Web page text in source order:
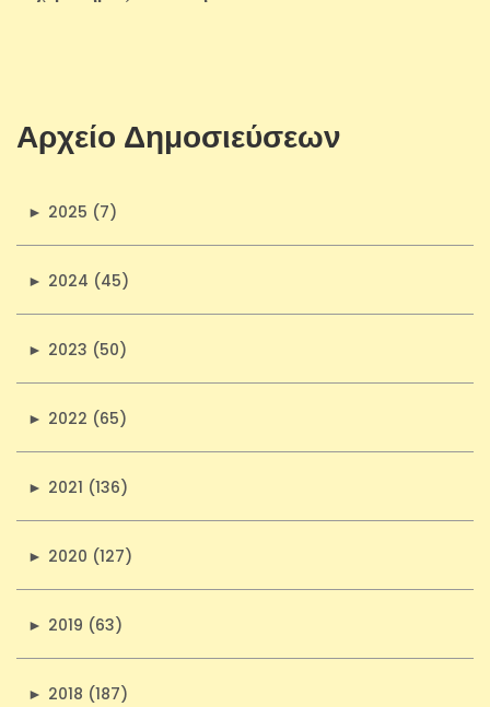
Αρχείο Δημοσιεύσεων
► 2025 (7)
► 2024 (45)
► 2023 (50)
► 2022 (65)
► 2021 (136)
► 2020 (127)
► 2019 (63)
► 2018 (187)